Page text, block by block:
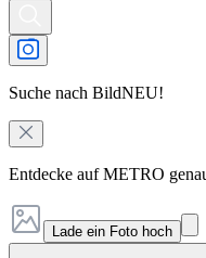
Suche nach BildNEU!
Entdecke auf METRO
Lade ein Foto hoch